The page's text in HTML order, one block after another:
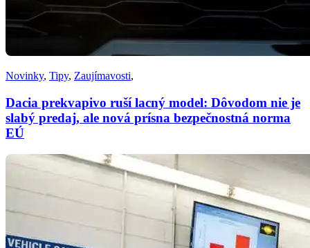
Novinky, Tipy, Zaujímavosti,
Dacia prekvapivo ruší lacný model: Dôvodom nie je
slabý predaj, ale nová prísna bezpečnostná norma
EÚ